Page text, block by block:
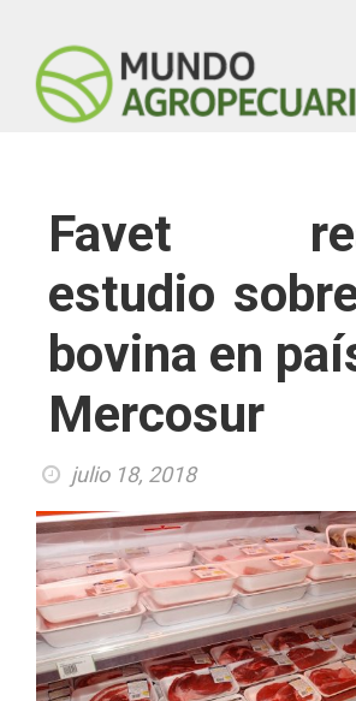
Favet
estudio
bovina en
Mercosur
julio 18, 2018